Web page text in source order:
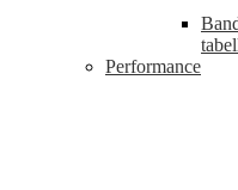
Performance